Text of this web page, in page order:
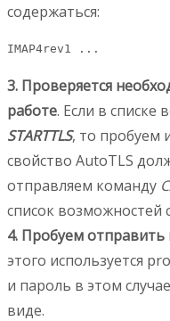
содержаться:
IMAP4rev1 ...
3. Проверяется
работе. Если в списке
STARTTLS, то пробуем
свойство AutoTLS
отправляем команду
список возможностей
4. Пробуем
этого используется
и пароль в этом
виде.